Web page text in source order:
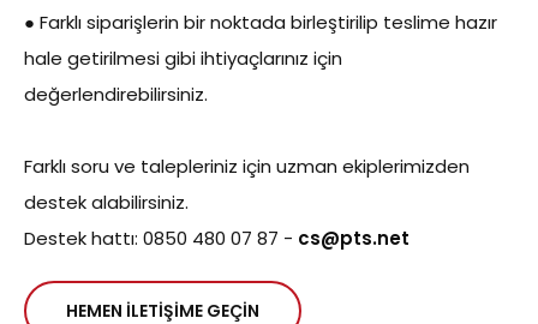
● Farklı siparişlerin bir noktada birleştirilip teslime hazır
hale getirilmesi gibi ihtiyaçlarınız için
değerlendirebilirsiniz.
Farklı soru ve talepleriniz için uzman ekiplerimizden
destek alabilirsiniz.
Destek hattı: 0850 480 07 87 - cs@pts.net
HEMEN İLETİŞİME GEÇİN